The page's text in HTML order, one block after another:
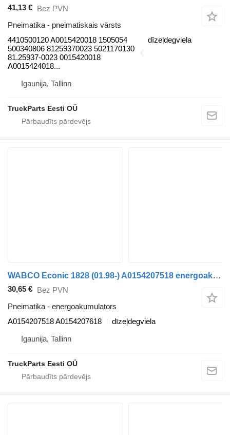
41,13 € Bez PVN
Pneimatika - pneimatiskais vārsts
4410500120 A0015420018 1505054
500340806 81259370023 5021170130
81.25937-0023 0015420018
A0015424018...
dīzeļdegviela
Igaunija, Tallinn
TruckParts Eesti OÜ
WABCO Econic 1828 (01.98-) A0154207518 energoakumulators paredzēts Mercedes-Benz Econic (1998-2014) atkritumu vedēja
30,65 € Bez PVN
Pneimatika - energoakumulators
A0154207518 A0154207618
dīzeļdegviela
Igaunija, Tallinn
TruckParts Eesti OÜ